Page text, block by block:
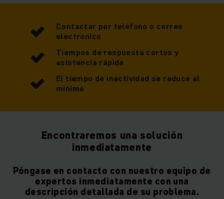
Contactar por teléfono o correo
electrónico
Tiempos de respuesta cortos y
asistencia rápida
El tiempo de inactividad se reduce al
mínimo
Encontraremos una solución
inmediatamente
Póngase en contacto con nuestro equipo de
expertos inmediatamente con una
descripción detallada de su problema.